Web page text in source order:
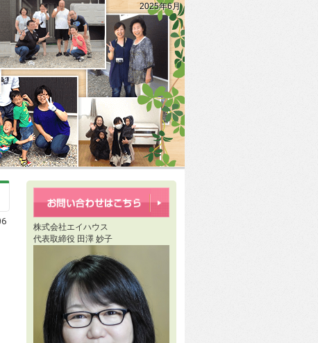
2025年6月
株式会社エイハウス
代表取締役 田澤 妙子